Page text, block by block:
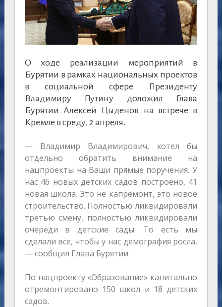
О ходе реализации мероприятий в
Бурятии в рамках национальных проектов
в социальной сфере Президенту
Владимиру Путину доложил Глава
Бурятии Алексей Цыденов на встрече в
Кремле в среду, 2 апреля.
— Владимир Владимирович, хотел бы
отдельно обратить внимание на
нацпроекты на Ваши прямые поручения. У
нас 46 новых детских садов построено, 41
новая школа. Это не капремонт, это новое
строительство. Полностью ликвидировали
третью смену, полностью ликвидировали
очереди в детские сады. То есть мы
сделали все, чтобы у нас демография росла,
— сообщил Глава Бурятии.
По нацпроекту «Образование» капитально
отремонтировано 150 школ и 18 детских
садов.